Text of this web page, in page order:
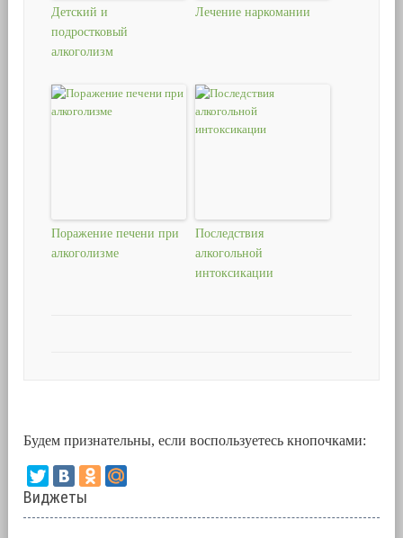
Детский и
подростковый
алкоголизм
Лечение наркомании
Поражение печени при
алкоголизме
Последствия
алкогольной
интоксикации
Будем признательны, если воспользуетесь кнопочками:
Виджеты